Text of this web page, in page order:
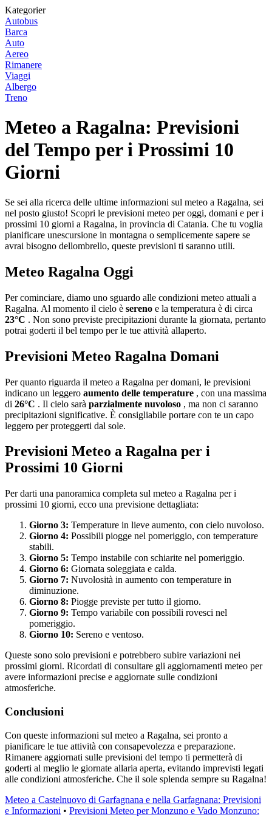
Kategorier
Autobus
Barca
Auto
Aereo
Rimanere
Viaggi
Albergo
Treno
Meteo a Ragalna: Previsioni
del Tempo per i Prossimi 10
Giorni
Se sei alla ricerca delle ultime informazioni sul meteo a Ragalna, sei
nel posto giusto! Scopri le previsioni meteo per oggi, domani e per i
prossimi 10 giorni a Ragalna, in provincia di Catania. Che tu voglia
pianificare unescursione in montagna o semplicemente sapere se
avrai bisogno dellombrello, queste previsioni ti saranno utili.
Meteo Ragalna Oggi
Per cominciare, diamo uno sguardo alle condizioni meteo attuali a
Ragalna. Al momento il cielo è sereno e la temperatura è di circa
23°C . Non sono previste precipitazioni durante la giornata, pertanto
potrai goderti il bel tempo per le tue attività allaperto.
Previsioni Meteo Ragalna Domani
Per quanto riguarda il meteo a Ragalna per domani, le previsioni
indicano un leggero aumento delle temperature , con una massima
di 26°C . Il cielo sarà parzialmente nuvoloso , ma non ci saranno
precipitazioni significative. È consigliabile portare con te un capo
leggero per proteggerti dal sole.
Previsioni Meteo a Ragalna per i
Prossimi 10 Giorni
Per darti una panoramica completa sul meteo a Ragalna per i
prossimi 10 giorni, ecco una previsione dettagliata:
Giorno 3: Temperature in lieve aumento, con cielo nuvoloso.
Giorno 4: Possibili piogge nel pomeriggio, con temperature
stabili.
Giorno 5: Tempo instabile con schiarite nel pomeriggio.
Giorno 6: Giornata soleggiata e calda.
Giorno 7: Nuvolosità in aumento con temperature in
diminuzione.
Giorno 8: Piogge previste per tutto il giorno.
Giorno 9: Tempo variabile con possibili rovesci nel
pomeriggio.
Giorno 10: Sereno e ventoso.
Queste sono solo previsioni e potrebbero subire variazioni nei
prossimi giorni. Ricordati di consultare gli aggiornamenti meteo per
avere informazioni precise e aggiornate sulle condizioni
atmosferiche.
Conclusioni
Con queste informazioni sul meteo a Ragalna, sei pronto a
pianificare le tue attività con consapevolezza e preparazione.
Rimanere aggiornati sulle previsioni del tempo ti permetterà di
goderti al meglio le giornate allaria aperta, evitando imprevisti legati
alle condizioni atmosferiche. Che il sole splenda sempre su Ragalna!
Meteo a Castelnuovo di Garfagnana e nella Garfagnana: Previsioni
e Informazioni • Previsioni Meteo per Monzuno e Vado Monzuno: